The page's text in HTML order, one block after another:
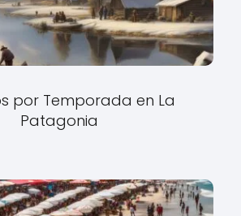
por Temporada en La
Patagonia